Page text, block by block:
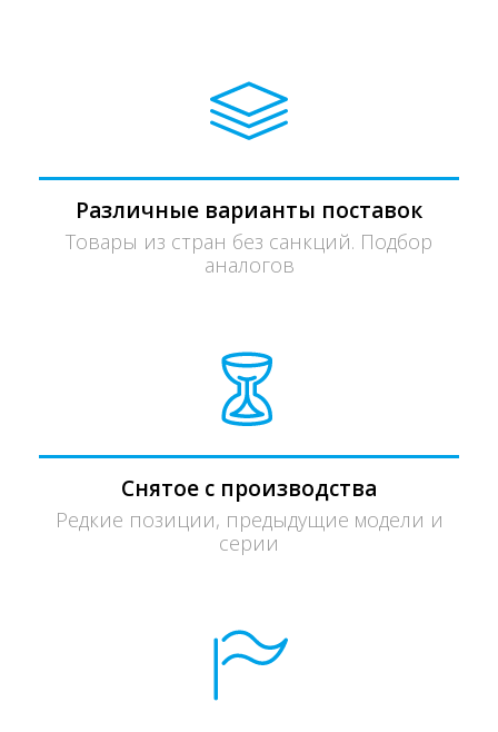
Различные варианты поставок
Товары из стран без санкций. Подбор
аналогов
Снятое с производства
Редкие позиции, предыдущие модели и
серии